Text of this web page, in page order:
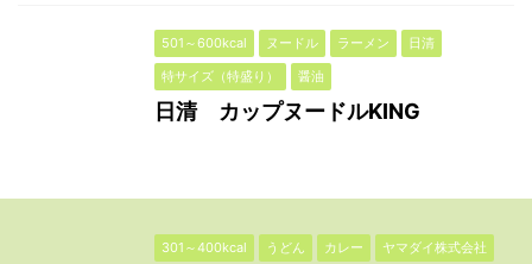
501～600kcal ヌードル ラーメン
日清
特サイズ（特盛り）
醤油
日清 カップヌードルKING
301～400kcal うどん カレー
ヤマダイ株式会社